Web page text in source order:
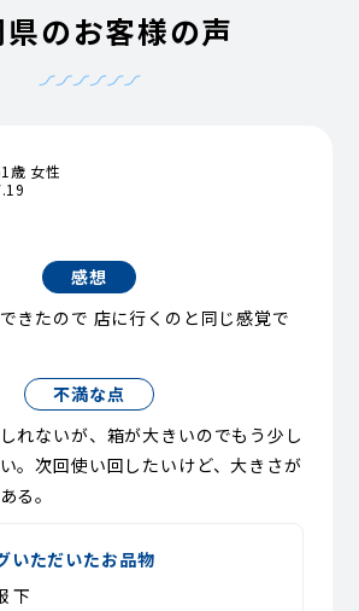
のお客様の声
歳 女性
感想
きたので 店に行くのと同じ感覚で
不満な点
れないが、箱が大きいのでもう少し
。次回使い回したいけど、大きさが
る。
いただいたお品物
下